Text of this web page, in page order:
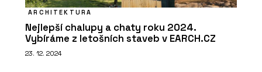
ARCHITEKTURA
Nejlepší chalupy a chaty roku 2024.
Vybíráme z letošních staveb v EARCH.CZ
23. 12. 2024